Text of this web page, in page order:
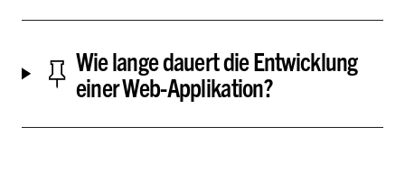
Wie lange dauert die Entwicklung
einer Web-Applikation?